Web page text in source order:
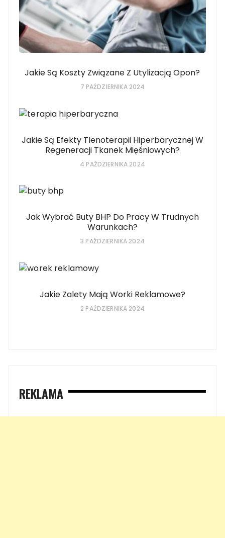
Jakie Są Koszty Związane Z Utylizacją Opon?
7 PAŹDZIERNIKA 2024
Jakie Są Efekty Tlenoterapii Hiperbarycznej W
Regeneracji Tkanek Mięśniowych?
4 PAŹDZIERNIKA 2024
Jak Wybrać Buty BHP Do Pracy W Trudnych
Warunkach?
3 PAŹDZIERNIKA 2024
Jakie Zalety Mają Worki Reklamowe?
2 PAŹDZIERNIKA 2024
REKLAMA